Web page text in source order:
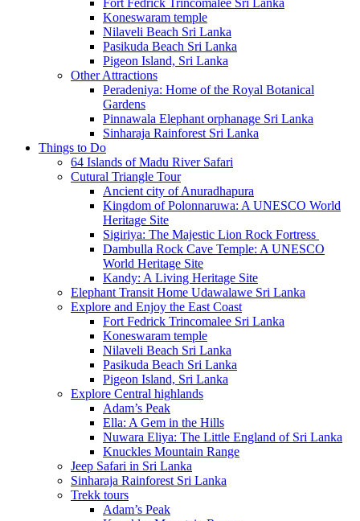
Fort Fedrick Trincomalee Sri Lanka
Koneswaram temple
Nilaveli Beach Sri Lanka
Pasikuda Beach Sri Lanka
Pigeon Island, Sri Lanka
Other Attractions
Peradeniya: Home of the Royal Botanical
Gardens
Pinnawala Elephant orphanage Sri Lanka
Sinharaja Rainforest Sri Lanka
Things to Do
64 Islands of Madu River Safari
Cutural Triangle Tour
Ancient city of Anuradhapura
Kingdom of Polonnaruwa: A UNESCO World
Heritage Site
Sigiriya: The Majestic Lion Rock Fortress
Dambulla Rock Cave Temple: A UNESCO
World Heritage Site
Kandy: A Living Heritage Site
Elephant Transit Home Udawalawe Sri Lanka
Explore and Enjoy the East Coast
Fort Fedrick Trincomalee Sri Lanka
Koneswaram temple
Nilaveli Beach Sri Lanka
Pasikuda Beach Sri Lanka
Pigeon Island, Sri Lanka
Explore Central highlands
Adam’s Peak
Ella: A Gem in the Hills
Nuwara Eliya: The Little England of Sri Lanka
Knuckles Mountain Range
Jeep Safari in Sri Lanka
Sinharaja Rainforest Sri Lanka
Trekk tours
Adam’s Peak